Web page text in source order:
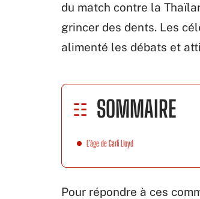
du match contre la
grincer des dents. Les
alimenté les débats et
SOMMAIRE
L’âge de Carli Lloyd
Pour répondre à ces